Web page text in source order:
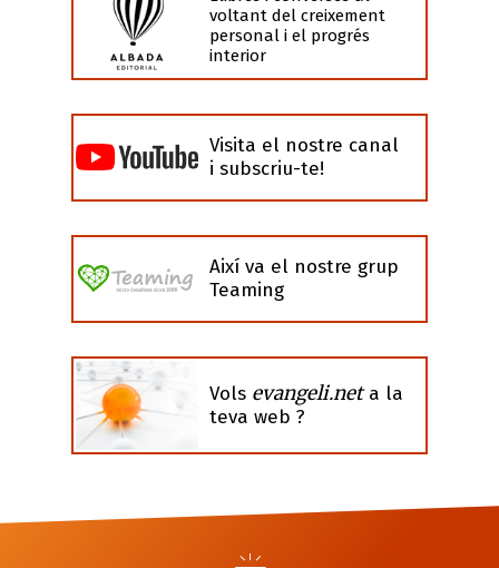
voltant del creixement
personal i el progrés
interior
Visita el nostre canal
i subscriu-te!
Així va el nostre grup
Teaming
Vols evangeli.neta la
teva web ?